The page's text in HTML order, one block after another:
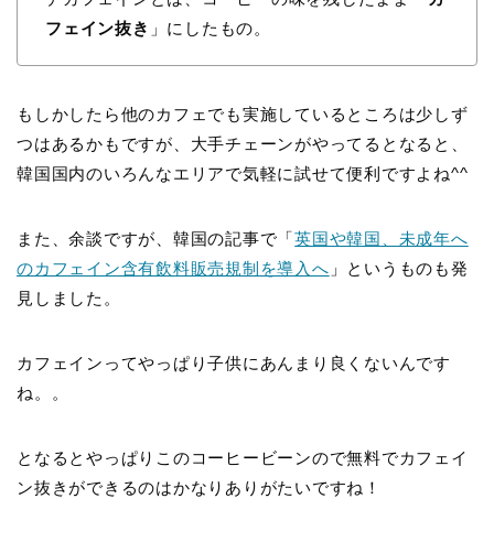
フェイン抜き 」にしたもの。
もしかしたら他のカフェでも実施しているところは少しず
つはあるかもですが、大手チェーンがやってるとなると、
韓国国内のいろんなエリアで気軽に試せて便利ですよね^^
また、余談ですが、韓国の記事で「英国や韓国、未成年へ
のカフェイン含有飲料販売規制を導入へ 」というものも発
見しました。
カフェインってやっぱり子供にあんまり良くないんです
ね。。
となるとやっぱりこのコーヒービーンので無料でカフェイ
ン抜きができるのはかなりありがたいですね！